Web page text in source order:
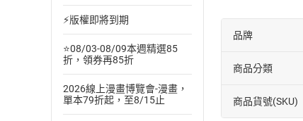
⚡版權即將到期
⭐08/03-08/09本週精選85
折，領券再85折
2026線上漫畫博覽會-漫畫，
單本79折起，至8/15止
品牌
商品分類
商品貨號(SKU)